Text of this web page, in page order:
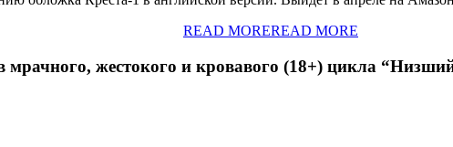
READ MOREREAD MORE
жестокого и кровавого (18+) цикла